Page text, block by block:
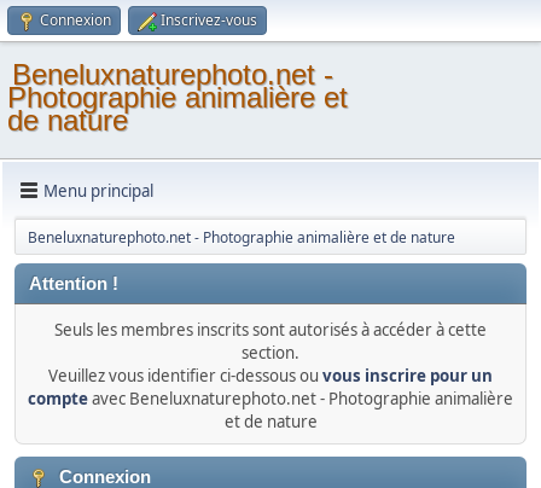
Connexion Inscrivez-vous
Beneluxnaturephoto.net -
Photographie animalière et
de nature
Menu principal
Beneluxnaturephoto.net - Photographie animalière et de nature
Attention !
Seuls les membres inscrits sont autorisés à accéder à cette
section.
Veuillez vous identifier ci-dessous ou vous inscrire pour un
compteavec Beneluxnaturephoto.net - Photographie animalière
et de nature
Connexion